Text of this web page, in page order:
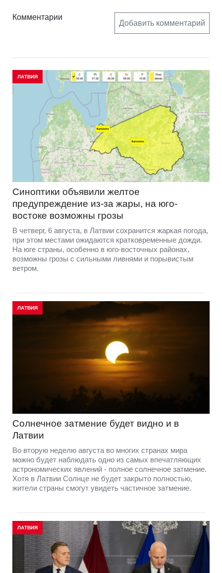
Комментарии
Добавить комментарий
ЛАТВИЯ
Синоптики объявили желтое
предупреждение из-за жары, на юго-
востоке возможны грозы
В четверг, 6 августа, в Латвии сохранится жаркая погода,
при этом местами ожидаются кратковременные дожди.
На юге страны, особенно в юго-восточных районах,
возможны грозы с сильными ливнями и порывистым
ветром.
ЛАТВИЯ
Солнечное затмение будет видно и в
Латвии
Во вторую неделю августа во многих странах мира
можно будет наблюдать одно из самых впечатляющих
астрономических явлений - полное солнечное затмение.
Хотя в Латвии Солнце не будет закрыто полностью,
жители страны смогут увидеть частичное затмение.
ЛАТВИЯ